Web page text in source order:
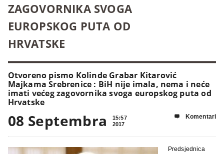
ZAGOVORNIKA SVOGA
EUROPSKOG PUTA OD
HRVATSKE
Otvoreno pismo Kolinde Grabar Kitarović
Majkama Srebrenice : BiH nije imala, nema i neće
imati većeg zagovornika svoga europskog puta od
Hrvatske
08 Septembra
15:57
2017
 Komentari
Predsjednica